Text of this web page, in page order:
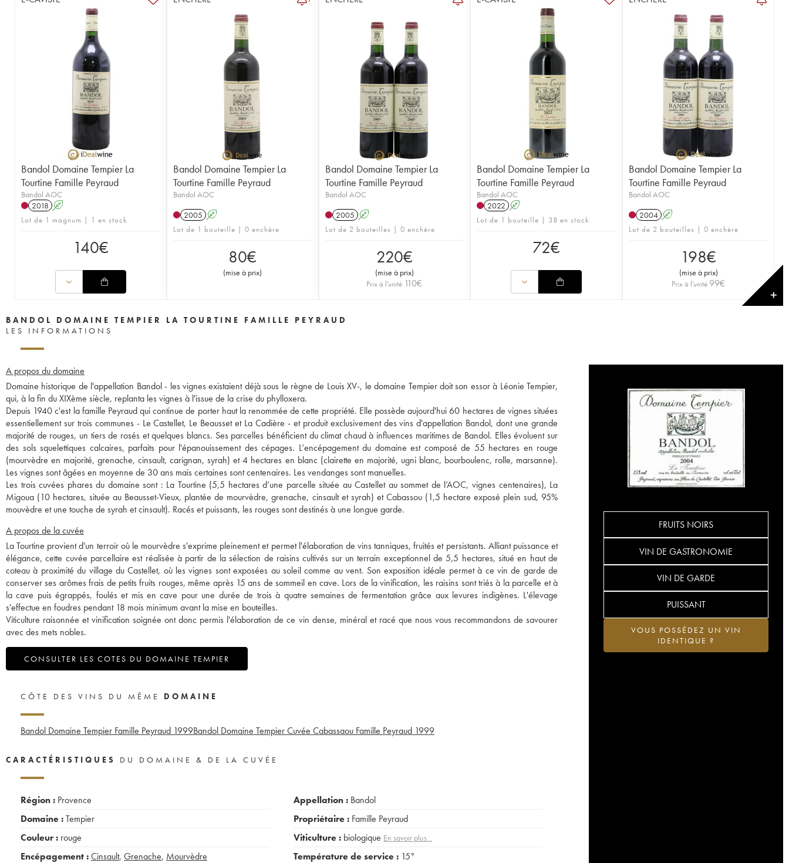
Bandol Domaine Tempier La
Tourtine Famille Peyraud
Bandol AOC
2018 A
Lot de 1 magnum | 1 en stock
140€
Bandol Domaine Tempier La
Tourtine Famille Peyraud
Bandol AOC
2005 A
Lot de 1 bouteille | 0 enchère
80€
(mise à prix)
Bandol Domaine Tempier La
Tourtine Famille Peyraud
Bandol AOC
2005 A
Lot de 2 bouteilles | 0 enchère
220€
(mise à prix)
Prix à l'unité 110€
Bandol Domaine Tempier La
Tourtine Famille Peyraud
Bandol AOC
2022 A
Lot de 1 bouteille | 38 en stock
72€
Bandol Domaine Tempier La
Tourtine Famille Peyraud
Bandol AOC
2004 A
Lot de 2 bouteilles | 0 enchère
198€
(mise à prix)
Prix à l'unité 99€
✕
BANDOL DOMAINE TEMPIER LA TOURTINE FAMILLE PEYRAUD
LES INFORMATIONS
A propos du domaine
Domaine historique de l'appellation Bandol - les vignes existaient déjà sous le règne de Louis XV-, le domaine Tempier doit son essor à Léonie Tempier,
qui, à la fin du XIXème siècle, replanta les vignes à l'issue de la crise du phylloxera.
Depuis 1940 c'est la famille Peyraud qui continue de porter haut la renommée de cette propriété. Elle possède aujourd'hui 60 hectares de vignes situées
essentiellement sur trois communes - Le Castellet, Le Beausset et La Cadière - et produit exclusivement des vins d'appellation Bandol, dont une grande
majorité de rouges, un tiers de rosés et quelques blancs. Ses parcelles bénéficient du climat chaud à influences maritimes de Bandol. Elles évoluent sur
des sols squelettiques calcaires, parfaits pour l'épanouissement des cépages. L’encépagement du domaine est composé de 55 hectares en rouge
(mourvèdre en majorité, grenache, cinsault, carignan, syrah) et 4 hectares en blanc (clairette en majorité, ugni blanc, bourboulenc, rolle, marsanne).
Les vignes sont âgées en moyenne de 30 ans mais certaines sont centenaires. Les vendanges sont manuelles.
Les trois cuvées phares du domaine sont : La Tourtine (5,5 hectares d’une parcelle située au Castellet au sommet de l’AOC, vignes centenaires), La
Migoua (10 hectares, située au Beausset-Vieux, plantée de mourvèdre, grenache, cinsault et syrah) et Cabassou (1,5 hectare exposé plein sud, 95%
mouvèdre et une touche de syrah et cinsault). Racés et puissants, les rouges sont destinés à une longue garde.
A propos de la cuvée
La Tourtine provient d'un terroir où le mourvèdre s'exprime pleinement et permet l'élaboration de vins tanniques, fruités et persistants. Alliant puissance et
élégance, cette cuvée parcellaire est réalisée à partir de la sélection de raisins cultivés sur un terrain exceptionnel de 5,5 hectares, situé en haut de
coteau à proximité du village du Castellet, où les vignes sont exposées au soleil comme au vent. Son exposition idéale permet à ce vin de garde de
conserver ses arômes frais de petits fruits rouges, même après 15 ans de sommeil en cave. Lors de la vinification, les raisins sont triés à la parcelle et à
la cave puis égrappés, foulés et mis en cave pour une durée de trois à quatre semaines de fermentation grâce aux levures indigènes. L'élevage
s'effectue en foudres pendant 18 mois minimum avant la mise en bouteilles.
Viticulture raisonnée et vinification soignée ont donc permis l'élaboration de ce vin dense, minéral et racé que nous vous recommandons de savourer
avec des mets nobles.
CONSULTER LES COTES DU DOMAINE TEMPIER
FRUITS NOIRS
VIN DE GASTRONOMIE
VIN DE GARDE
PUISSANT
VOUS POSSÉDEZ UN VIN
IDENTIQUE ?
CÔTE DES VINS DU MÊME DOMAINE
Bandol Domaine Tempier Famille Peyraud 1999Bandol Domaine Tempier Cuvée Cabassaou Famille Peyraud 1999
CARACTÉRISTIQUES DU DOMAINE & DE LA CUVÉE
Région : Provence
Domaine :Tempier
Couleur : rouge
Encépagement :Cinsault, Grenache, Mourvèdre
Appellation : Bandol
Propriétaire : Famille Peyraud
Viticulture : biologique En savoir plus...
Température de service : 15°